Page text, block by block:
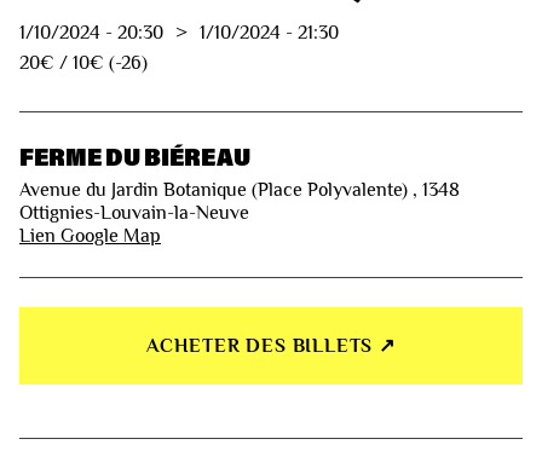
1/10/2024 - 20:30 > 1/10/2024 - 21:30
20€ / 10€ (-26)
FERME DU BIÉREAU
Avenue du Jardin Botanique (Place Polyvalente) , 1348
Ottignies-Louvain-la-Neuve
Lien Google Map
ACHETER DES BILLETS ↗︎